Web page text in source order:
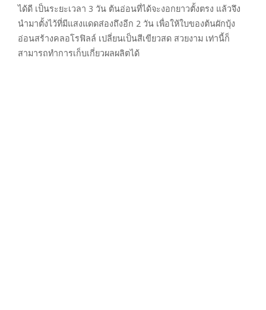
ได้ดี เป็นระยะเวลา 3 วัน ต้นอ่อนที่ได้จะงอกยาวตั้งตรง แล้วจึง
นำมาตั้งไว้ที่มีแสงแดดส่องถึงอีก 2 วัน เพื่อให้ใบของต้นผักบุ้ง
อ่อนสร้างคลอโรฟิลล์ เปลี่ยนเป็นสีเขียวสด สวยงาม เท่านี้ก็
สามารถทำการเก็บเกี่ยวผลผลิตได้